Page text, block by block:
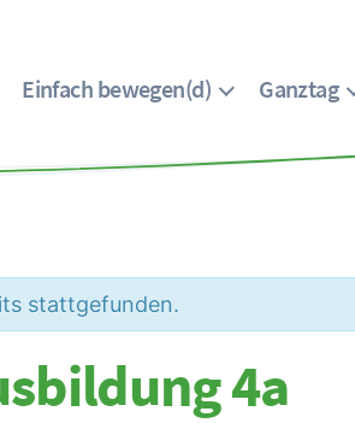
Einfach bewegen(d) Ganztag
stattgefunden.
4a